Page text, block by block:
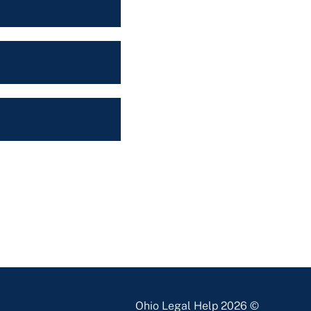
© 2026 Ohio Legal Help